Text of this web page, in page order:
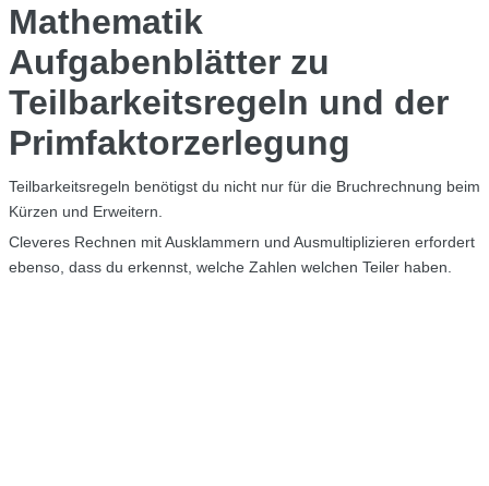
Mathematik
Aufgabenblätter zu
Teilbarkeitsregeln und der
Primfaktorzerlegung
Teilbarkeitsregeln benötigst du nicht nur für die Bruchrechnung beim
Kürzen und Erweitern.
Cleveres Rechnen mit Ausklammern und Ausmultiplizieren erfordert
ebenso, dass du erkennst, welche Zahlen welchen Teiler haben.